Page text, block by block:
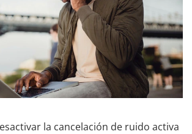
la cancelación de ruido activa